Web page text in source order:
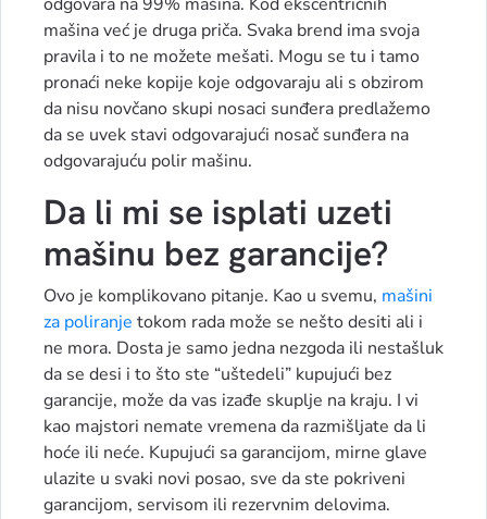
mašina već je druga priča. Svaka brend ima svoja
pravila i to ne možete mešati. Mogu se tu i tamo
pronaći neke kopije koje odgovaraju ali s obzirom
da nisu novčano skupi nosaci sunđera predlažemo
da se uvek stavi odgovarajući nosač sunđera na
odgovarajuću polir mašinu.
Da li mi se isplati uzeti
mašinu bez garancije?
Ovo je komplikovano pitanje. Kao u svemu, mašini
za poliranje tokom rada može se nešto desiti ali i
ne mora. Dosta je samo jedna nezgoda ili nestašluk
da se desi i to što ste “uštedeli” kupujući bez
garancije, može da vas izađe skuplje na kraju. I vi
kao majstori nemate vremena da razmišljate da li
hoće ili neće. Kupujući sa garancijom, mirne glave
ulazite u svaki novi posao, sve da ste pokriveni
garancijom, servisom ili rezervnim delovima.